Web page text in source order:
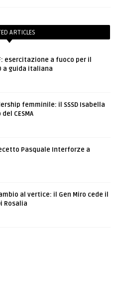
ARTICLES
esercitazione a fuoco per il
a guida italiana
femminile: il SSSD Isabella
CESMA
Pasquale Interforze a
al vertice: il Gen Miro cede il
Rosalia